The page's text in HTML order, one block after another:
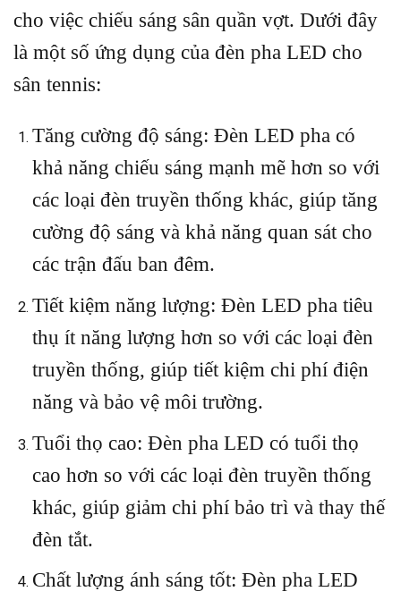
cho việc chiếu sáng sân quần vợt. Dưới đây
là một số ứng dụng của đèn pha LED cho
sân tennis:
Tăng cường độ sáng: Đèn LED pha có
khả năng chiếu sáng mạnh mẽ hơn so với
các loại đèn truyền thống khác, giúp tăng
cường độ sáng và khả năng quan sát cho
các trận đấu ban đêm.
Tiết kiệm năng lượng: Đèn LED pha tiêu
thụ ít năng lượng hơn so với các loại đèn
truyền thống, giúp tiết kiệm chi phí điện
năng và bảo vệ môi trường.
Tuổi thọ cao: Đèn pha LED có tuổi thọ
cao hơn so với các loại đèn truyền thống
khác, giúp giảm chi phí bảo trì và thay thế
đèn tắt.
Chất lượng ánh sáng tốt: Đèn pha LED